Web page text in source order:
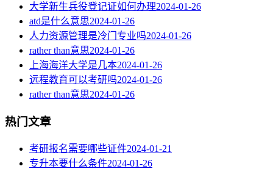
大学新生兵役登记证如何办理2024-01-26
atd是什么意思2024-01-26
人力资源管理是冷门专业吗2024-01-26
rather than意思2024-01-26
上海海洋大学是几本2024-01-26
远程教育可以考研吗2024-01-26
rather than意思2024-01-26
热门文章
考研报名需要哪些证件2024-01-21
专升本要什么条件2024-01-26